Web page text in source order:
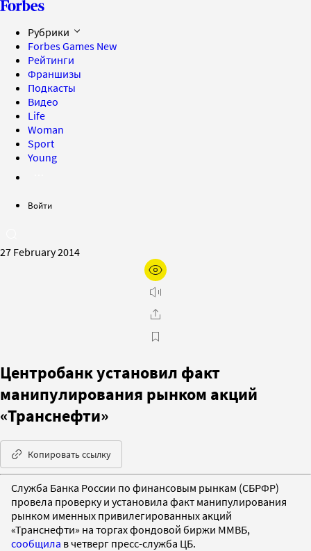
Рубрики
Forbes Games New
Рейтинги
Франшизы
Подкасты
Видео
Life
Woman
Sport
Young
Войти
27 February 2014
Центробанк установил факт
манипулирования рынком акций
«Транснефти»
Копировать ссылку
Служба Банка России по финансовым рынкам (СБРФР)
провела проверку и установила факт манипулирования
рынком именных привилегированных акций
«Транснефти» на торгах фондовой биржи ММВБ,
сообщила в четверг пресс-служба ЦБ.